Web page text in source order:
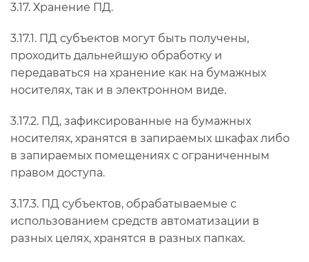
3.17. Хранение ПД.
3.17.1. ПД субъектов могут быть получены,
проходить дальнейшую обработку и
передаваться на хранение как на бумажных
носителях, так и в электронном виде.
3.17.2. ПД, зафиксированные на бумажных
носителях, хранятся в запираемых шкафах либо
в запираемых помещениях с ограниченным
правом доступа.
3.17.3. ПД субъектов, обрабатываемые с
использованием средств автоматизации в
разных целях, хранятся в разных папках.